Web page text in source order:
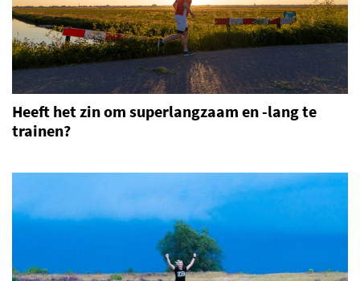
Heeft het zin om superlangzaam en -lang te
trainen?